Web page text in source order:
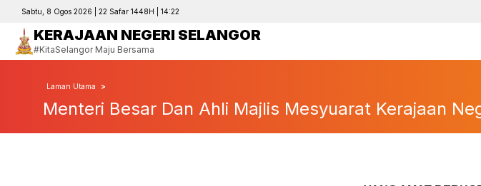
Sabtu, 8 Ogos 2026 | 22 Safar 1448H | 14:22
KERAJAAN NEGERI SELANGOR
#KitaSelangor Maju Bersama
Laman Utama
Menteri Besar Dan Ahli Majlis Mesyuarat Kerajaan